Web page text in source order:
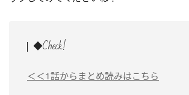
◆Check!
＜＜1話からまとめ読みはこちら